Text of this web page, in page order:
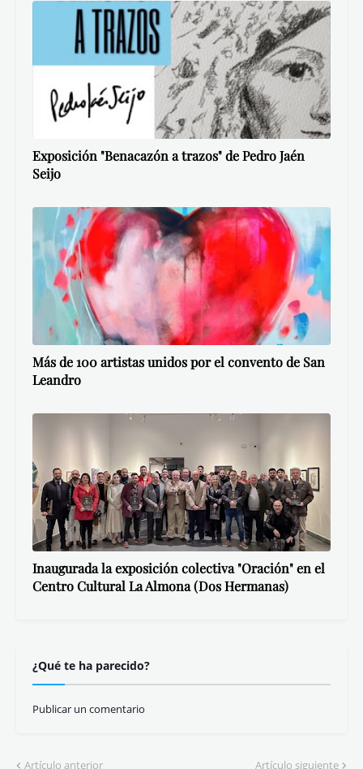
Exposición "Benacazón a trazos" de Pedro Jaén
Seijo
Más de 100 artistas unidos por el convento de San
Leandro
Inaugurada la exposición colectiva "Oración" en el
Centro Cultural La Almona (Dos Hermanas)
¿Qué te ha parecido?
Publicar un comentario
Artículo anterior Artículo siguiente